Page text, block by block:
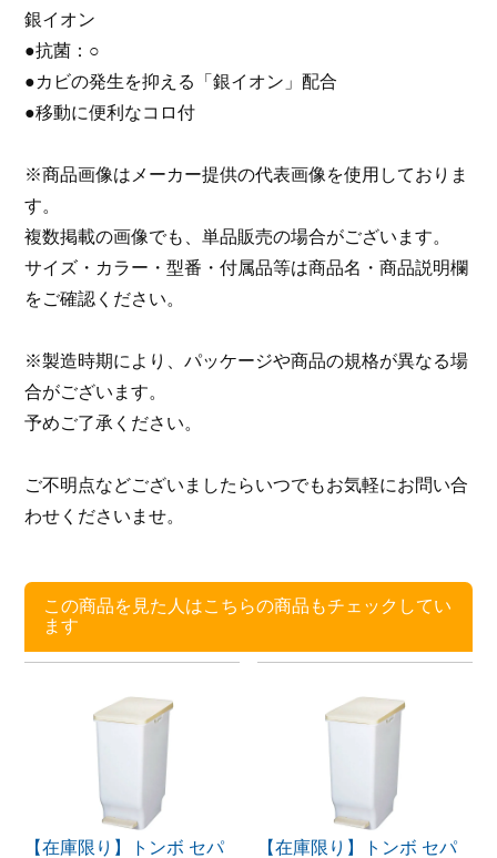
銀イオン
●抗菌：○
●カビの発生を抑える「銀イオン」配合
●移動に便利なコロ付
※商品画像はメーカー提供の代表画像を使用しておりま
す。
複数掲載の画像でも、単品販売の場合がございます。
サイズ・カラー・型番・付属品等は商品名・商品説明欄
をご確認ください。
※製造時期により、パッケージや商品の規格が異なる場
合がございます。
予めご了承ください。
ご不明点などございましたらいつでもお気軽にお問い合
わせくださいませ。
この商品を見た人はこちらの商品もチェックしてい
ます
【在庫限り】トンボ セパ
【在庫限り】トンボ セパ